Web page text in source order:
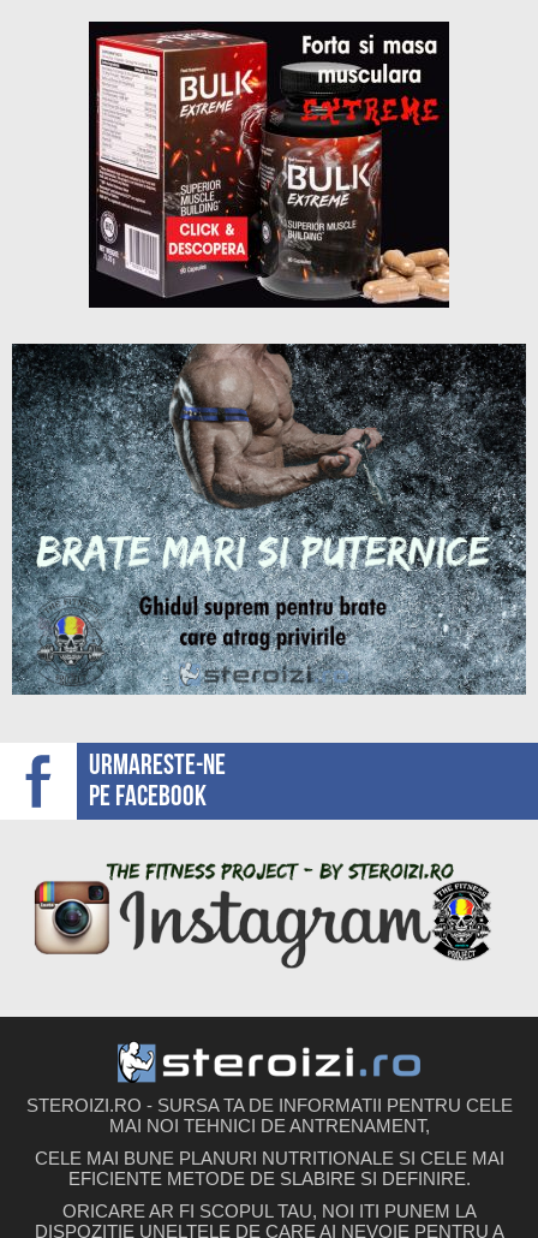
Urmareste-ne
pe facebook
STEROIZI.RO - SURSA TA DE INFORMATII PENTRU CELE
MAI NOI TEHNICI DE ANTRENAMENT,
CELE MAI BUNE PLANURI NUTRITIONALE SI CELE MAI
EFICIENTE METODE DE SLABIRE SI DEFINIRE.
ORICARE AR FI SCOPUL TAU, NOI ITI PUNEM LA
DISPOZITIE UNELTELE DE CARE AI NEVOIE PENTRU A